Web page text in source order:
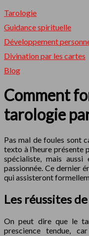
Tarologie
Guidance spirituelle
Développement
Divination par les cartes
Blog
Comment
tarologie
Pas mal de foules sont
texto à l’heure présente
spécialiste, mais
passionnée. Ce dernier
qui assisteront
Les réussites
On peut dire que le
prescience tendue,